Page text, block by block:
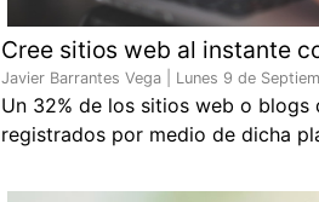
Cree sitios web al instante
Javier Barrantes Vega | Lunes 9 de
Un 32% de los sitios web o blogs
registrados por medio de dicha